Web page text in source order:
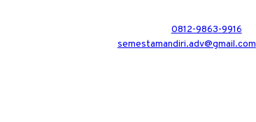
0812-9863-9916
semestamandiri.adv@gmail.com